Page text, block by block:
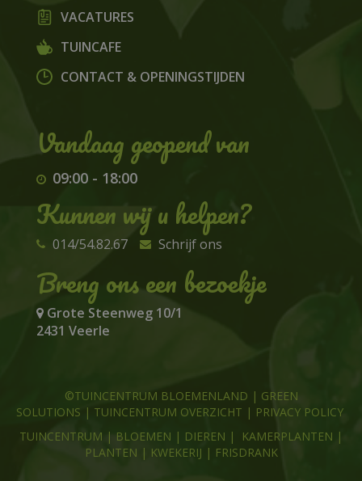
VACATURES
TUINCAFE
CONTACT & OPENINGSTIJDEN
09:00- 18:00
Kunnen wij u helpen?
014/54.82.67 Schrijf ons
Breng ons een bezoekje
Grote Steenweg 10/1
2431 Veerle
©TUINCENTRUM BLOEMENLAND | GREEN
SOLUTIONS | TUINCENTRUM OVERZICHT | PRIVACY POLICY
TUINCENTRUM | BLOEMEN | DIEREN | KAMERPLANTEN |
PLANTEN | KWEKERIJ | FRISDRANK